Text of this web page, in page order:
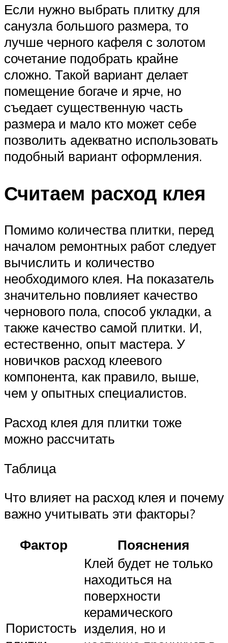
Если нужно выбрать плитку для
санузла большого размера, то
лучше черного кафеля с золотом
сочетание подобрать крайне
сложно. Такой вариант делает
помещение богаче и ярче, но
съедает существенную часть
размера и мало кто может себе
позволить адекватно использовать
подобный вариант оформления.
Считаем расход клея
Помимо количества плитки, перед
началом ремонтных работ следует
вычислить и количество
необходимого клея. На показатель
значительно повлияет качество
чернового пола, способ укладки, а
также качество самой плитки. И,
естественно, опыт мастера. У
новичков расход клеевого
компонента, как правило, выше,
чем у опытных специалистов.
Расход клея для плитки тоже
можно рассчитать
Таблица
Что влияет на расход клея и почему
важно учитывать эти факторы?
Фактор
Пояснения
Пористость
Клей будет не только
находиться на
поверхности
керамического
изделия, но и